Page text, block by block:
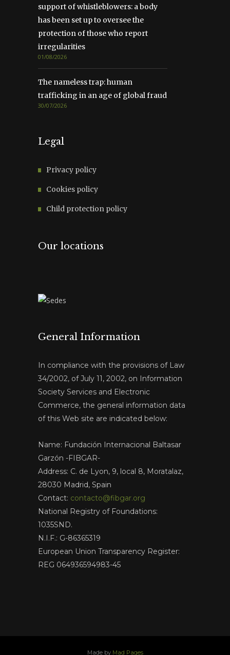
support of whistleblowers: a body
has been set up to oversee the
protection of those who report
irregularities
01/08/2026
The nameless trap: human
trafficking in an age of global fraud
30/07/2026
Legal
Privacy policy
Cookies policy
Child protection policy
Our locations
General Information
In compliance with the provisions of Law
34/2002, of July 11, 2002, on Information
Society Services and Electronic
Commerce, the general information data
of this Web site are indicated below:
Name: Fundación Internacional Baltasar
Garzón -FIBGAR-
Address: C. de Lyon, 9, local 8, Moratalaz,
28030 Madrid, Spain
Contact: contacto@fibgar.org
National Registry of Foundations:
1035SND.
N.I.F.: G-86365319
European Union Transparency Register:
REG 064936594983-45
Made by Mad Pages